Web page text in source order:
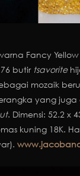
Fancy
butir tsavorite
mozaik
yang juga
. Dimensi: 52.2 x
kuning 18K.